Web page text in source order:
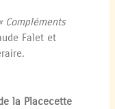
« Compléments
Falet et
la Placecette